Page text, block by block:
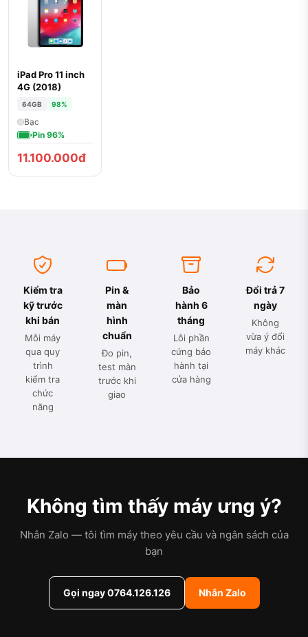
iPad Pro 11 inch
4G (2018)
64GB 98%
Bạc
Pin 96%
11.100.000đ
Kiểm tra
kỹ trước
khi bán
Mỗi máy
qua quy
trình
kiểm tra
chức
năng
Pin &
màn
hình
chuẩn
Đo pin,
test màn
trước khi
giao
Bảo
hành 6
tháng
Lỗi phần
cứng bảo
hành tại
cửa hàng
Đổi trả 7
ngày
Không
vừa ý đổi
máy khác
Không tìm thấy máy ưng ý?
Nhắn Zalo — tôi tìm máy theo yêu cầu và ngân sách của
bạn
Gọi ngay 0764.126.126 Nhắn Zalo